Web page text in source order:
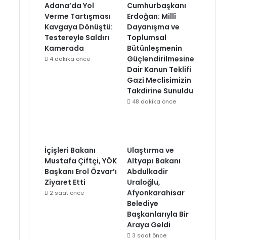
Adana’da Yol
Verme Tartışması
Kavgaya Dönüştü:
Testereyle Saldırı
Kamerada
4 dakika önce
Cumhurbaşkanı
Erdoğan: Millî
Dayanışma ve
Toplumsal
Bütünleşmenin
Güçlendirilmesine
Dair Kanun Teklifi
Gazi Meclisimizin
Takdirine Sunuldu
48 dakika önce
İçişleri Bakanı
Mustafa Çiftçi, YÖK
Başkanı Erol Özvar’ı
Ziyaret Etti
2 saat önce
Ulaştırma ve
Altyapı Bakanı
Abdulkadir
Uraloğlu,
Afyonkarahisar
Belediye
Başkanlarıyla Bir
Araya Geldi
3 saat önce